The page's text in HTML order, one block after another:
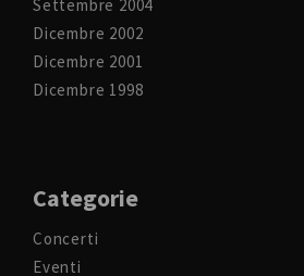
Settembre 2004
Dicembre 2002
Dicembre 2001
Dicembre 1998
Categorie
Concerti
Eventi